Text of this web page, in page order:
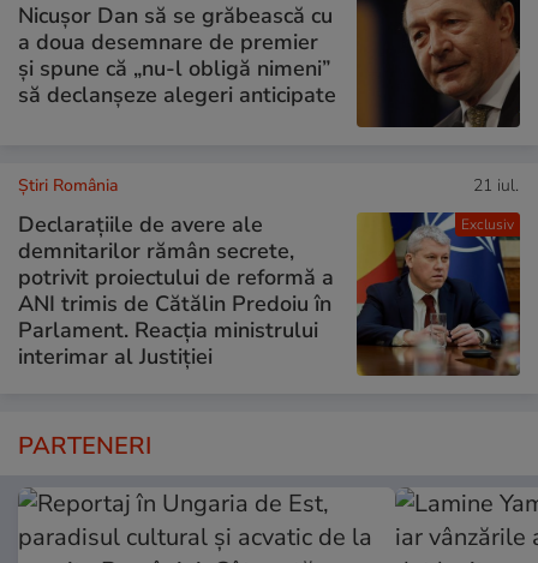
Nicușor Dan să se grăbească cu
a doua desemnare de premier
și spune că „nu-l obligă nimeni”
să declanșeze alegeri anticipate
Exclusiv
Știri România 21 iul.
Declarațiile de avere ale
demnitarilor rămân secrete,
potrivit proiectului de reformă a
ANI trimis de Cătălin Predoiu în
Parlament. Reacția ministrului
interimar al Justiției
PARTENERI